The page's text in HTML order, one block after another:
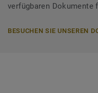
verfügbaren Dokumente
BESUCHEN SIE UNSEREN